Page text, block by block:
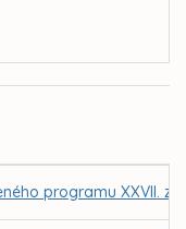
programu XXVII.